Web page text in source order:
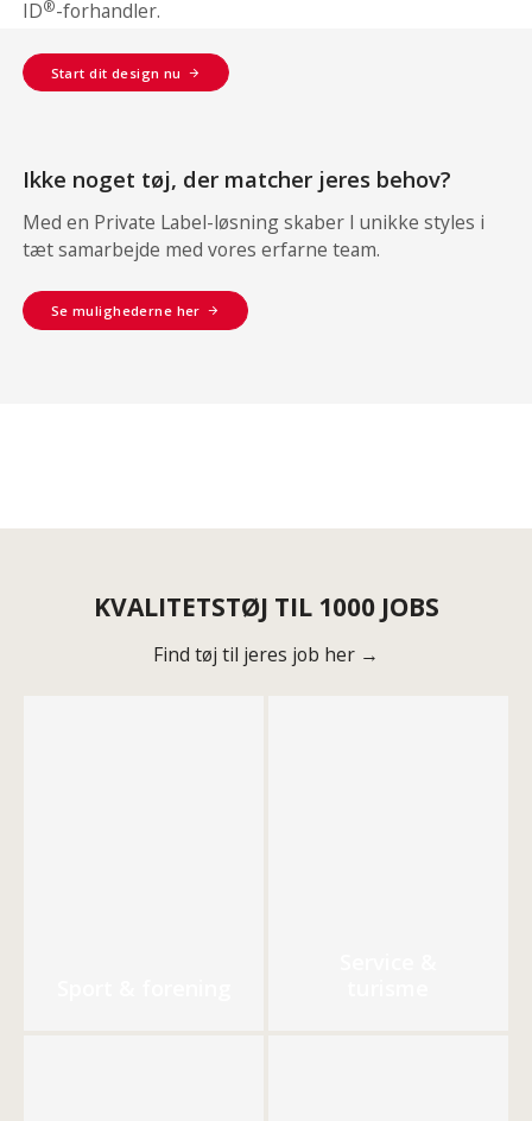
ID®-forhandler.
Start dit design nu
Ikke noget tøj, der matcher jeres behov?
Med en Private Label-løsning skaber I unikke styles i
tæt samarbejde med vores erfarne team.
Se mulighederne her
KVALITETSTØJ TIL 1000 JOBS
Find tøj til jeres job her →